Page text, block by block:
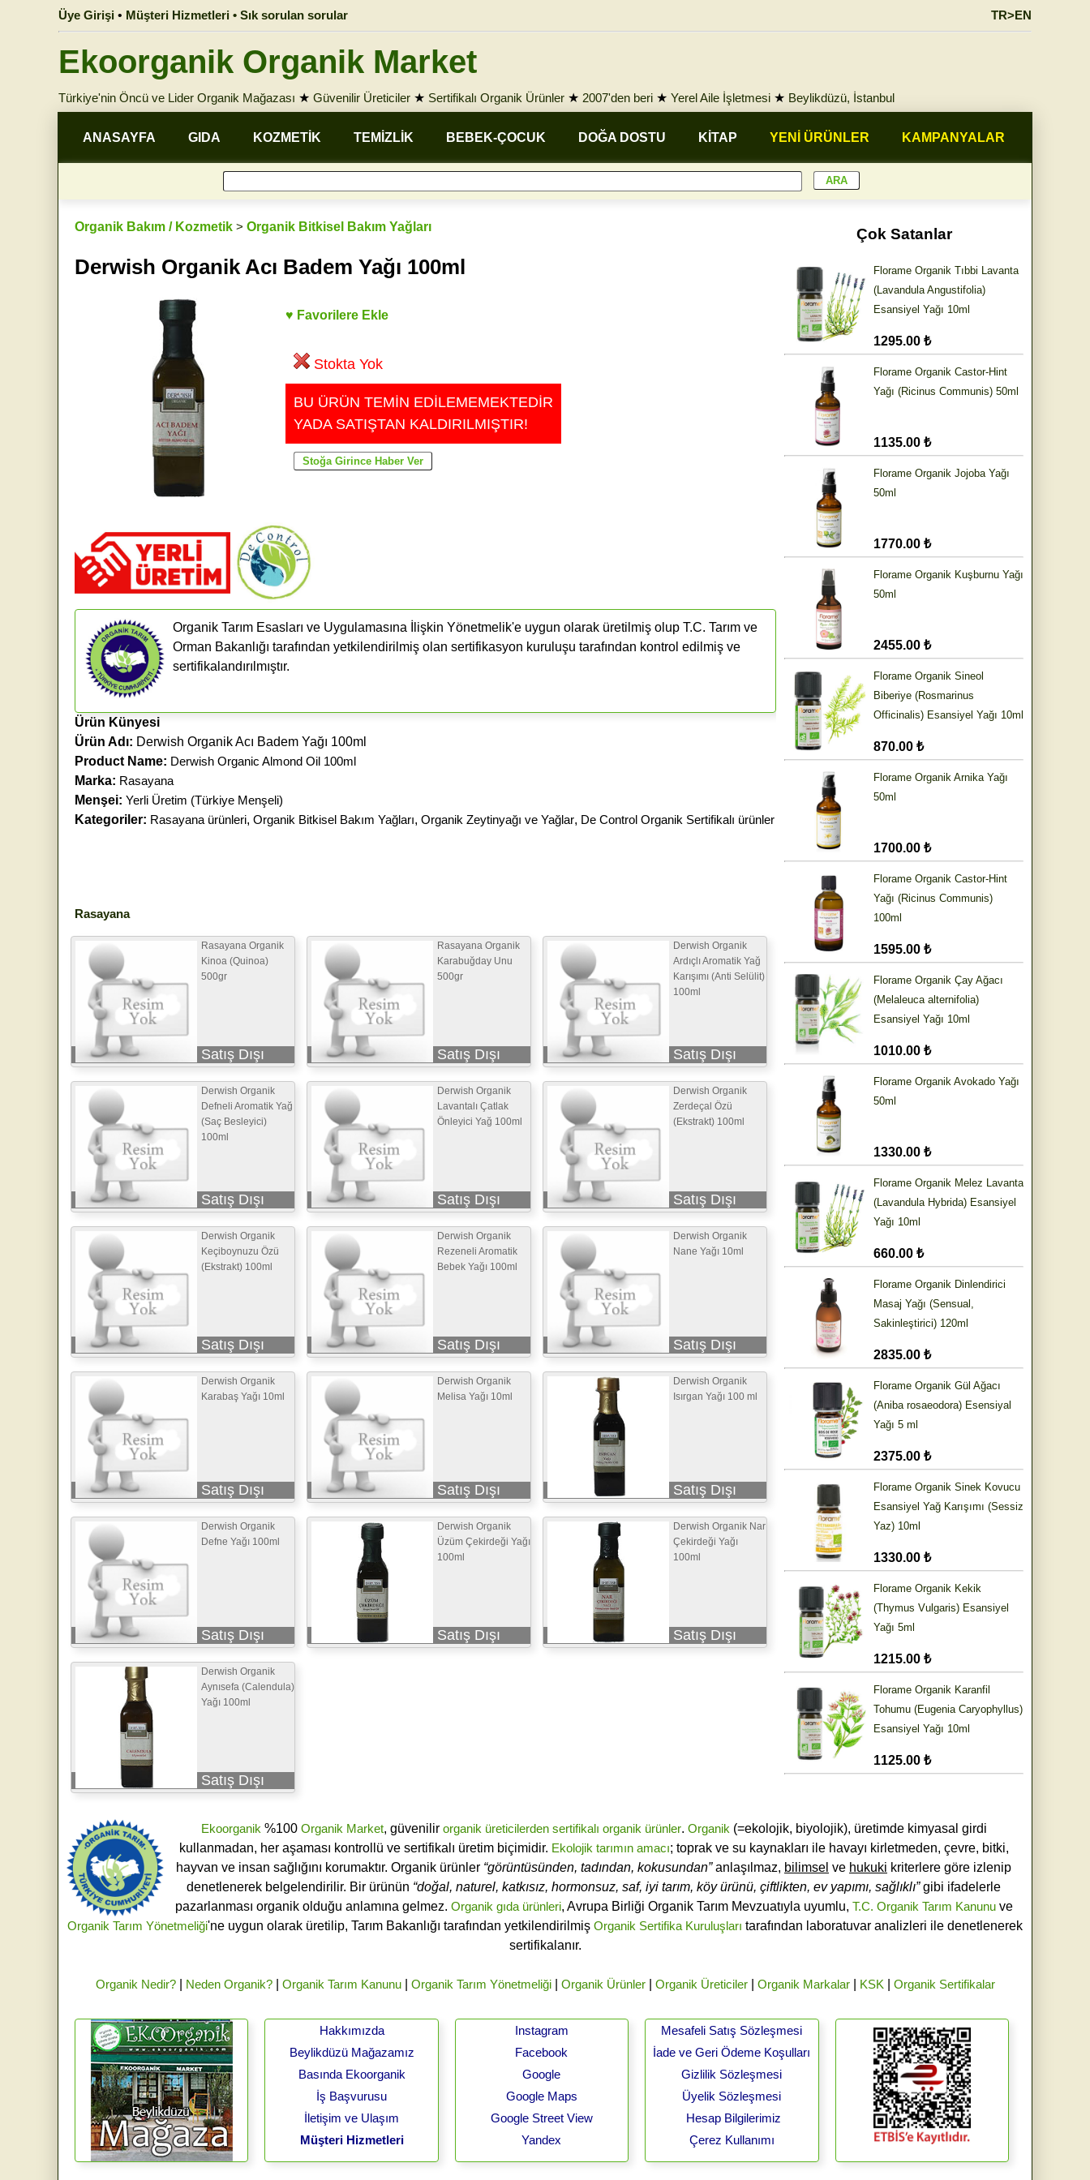
Üye Girişi • Müşteri Hizmetleri • Sık sorulan sorular TR>EN
Ekoorganik Organik Market
Türkiye'nin Öncü ve Lider Organik Mağazası ★ Güvenilir Üreticiler ★ Sertifikalı Organik Ürünler ★ 2007'den beri ★ Yerel Aile İşletmesi ★ Beylikdüzü, İstanbul
ANASAYFA GIDA KOZMETİK TEMİZLİK BEBEK-ÇOCUK DOĞA DOSTU KİTAP YENİ ÜRÜNLER KAMPANYALAR
Organik Bakım / Kozmetik > Organik Bitkisel Bakım Yağları
Derwish Organik Acı Badem Yağı 100ml
♥ Favorilere Ekle
Stokta Yok
BU ÜRÜN TEMİN EDİLEMEMEKTEDİR
YADA SATIŞTAN KALDIRILMIŞTIR!
Organik Tarım Esasları ve Uygulamasına İlişkin Yönetmelik'e uygun olarak üretilmiş olup T.C. Tarım ve
Orman Bakanlığı tarafından yetkilendirilmiş olan sertifikasyon kuruluşu tarafından kontrol edilmiş ve
sertifikalandırılmıştır.
Ürün Künyesi
Ürün Adı: Derwish Organik Acı Badem Yağı 100ml
Product Name: Derwish Organic Almond Oil 100ml
Marka: Rasayana
Menşei: Yerli Üretim (Türkiye Menşeli)
Kategoriler: Rasayana ürünleri, Organik Bitkisel Bakım Yağları, Organik Zeytinyağı ve Yağlar, De Control Organik Sertifikalı ürünler
Rasayana
Rasayana Organik
Kinoa (Quinoa)
500gr
Satış Dışı
Rasayana Organik
Karabuğday Unu
500gr
Satış Dışı
Derwish Organik
Ardıçlı Aromatik Yağ
Karışımı (Anti Selülit)
100ml
Satış Dışı
Derwish Organik
Defneli Aromatik Yağ
(Saç Besleyici)
100ml
Satış Dışı
Derwish Organik
Lavantalı Çatlak
Önleyici Yağ 100ml
Satış Dışı
Derwish Organik
Zerdeçal Özü
(Ekstrakt) 100ml
Satış Dışı
Derwish Organik
Keçiboynuzu Özü
(Ekstrakt) 100ml
Satış Dışı
Derwish Organik
Rezeneli Aromatik
Bebek Yağı 100ml
Satış Dışı
Derwish Organik
Nane Yağı 10ml
Satış Dışı
Derwish Organik
Karabaş Yağı 10ml
Satış Dışı
Derwish Organik
Melisa Yağı 10ml
Satış Dışı
Derwish Organik
Isırgan Yağı 100 ml
Satış Dışı
Derwish Organik
Defne Yağı 100ml
Satış Dışı
Derwish Organik
Üzüm Çekirdeği Yağı
100ml
Satış Dışı
Derwish Organik Nar
Çekirdeği Yağı
100ml
Satış Dışı
Derwish Organik
Aynısefa (Calendula)
Yağı 100ml
Satış Dışı
Çok Satanlar
Florame Organik Tıbbi Lavanta
(Lavandula Angustifolia)
Esansiyel Yağı 10ml
1295.00 ₺
Florame Organik Castor-Hint
Yağı (Ricinus Communis) 50ml
1135.00 ₺
Florame Organik Jojoba Yağı
50ml
1770.00 ₺
Florame Organik Kuşburnu Yağı
50ml
2455.00 ₺
Florame Organik Sineol
Biberiye (Rosmarinus
Officinalis) Esansiyel Yağı 10ml
870.00 ₺
Florame Organik Arnika Yağı
50ml
1700.00 ₺
Florame Organik Castor-Hint
Yağı (Ricinus Communis)
100ml
1595.00 ₺
Florame Organik Çay Ağacı
(Melaleuca alternifolia)
Esansiyel Yağı 10ml
1010.00 ₺
Florame Organik Avokado Yağı
50ml
1330.00 ₺
Florame Organik Melez Lavanta
(Lavandula Hybrida) Esansiyel
Yağı 10ml
660.00 ₺
Florame Organik Dinlendirici
Masaj Yağı (Sensual,
Sakinleştirici) 120ml
2835.00 ₺
Florame Organik Gül Ağacı
(Aniba rosaeodora) Esensiyal
Yağı 5 ml
2375.00 ₺
Florame Organik Sinek Kovucu
Esansiyel Yağ Karışımı (Sessiz
Yaz) 10ml
1330.00 ₺
Florame Organik Kekik
(Thymus Vulgaris) Esansiyel
Yağı 5ml
1215.00 ₺
Florame Organik Karanfil
Tohumu (Eugenia Caryophyllus)
Esansiyel Yağı 10ml
1125.00 ₺
Ekoorganik %100 Organik Market, güvenilir organik üreticilerden sertifikalı organik ürünler. Organik (=ekolojik, biyolojik), üretimde kimyasal girdi
kullanmadan, her aşaması kontrollü ve sertifikalı üretim biçimidir. Ekolojik tarımın amacı; toprak ve su kaynakları ile havayı kirletmeden, çevre, bitki,
hayvan ve insan sağlığını korumaktır. Organik ürünler “görüntüsünden, tadından, kokusundan”anlaşılmaz, bilimsel ve hukuki kriterlere göre izlenip
denetlenerek belgelendirilir. Bir ürünün “doğal, naturel, katkısız, hormonsuz, saf, iyi tarım, köy ürünü, çiftlikten, ev yapımı, sağlıklı”gibi ifadelerle
pazarlanması organik olduğu anlamına gelmez. Organik gıda ürünleri, Avrupa Birliği Organik Tarım Mevzuatıyla uyumlu, T.C. Organik Tarım Kanunuve
Organik Tarım Yönetmeliği'ne uygun olarak üretilip, Tarım Bakanlığı tarafından yetkilendirilmiş Organik Sertifika Kuruluşları tarafından laboratuvar analizleri ile denetlenerek
sertifikalanır.
Organik Nedir?| Neden Organik?| Organik Tarım Kanunu| Organik Tarım Yönetmeliği| Organik Ürünler| Organik Üreticiler| Organik Markalar| KSK Organik Sertifikalar
Hakkımızda
Beylikdüzü Mağazamız
Basında Ekoorganik
İş Başvurusu
İletişim ve Ulaşım
Müşteri Hizmetleri
Instagram
Facebook
Google
Google Maps
Google Street View
Yandex
Mesafeli Satış Sözleşmesi
İade ve Geri Ödeme Koşulları
Gizlilik Sözleşmesi
Üyelik Sözleşmesi
Hesap Bilgilerimiz
Çerez Kullanımı